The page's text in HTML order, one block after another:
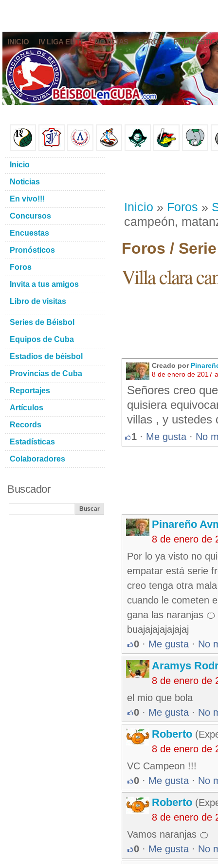
INICIO IV LIGA ELITE NOTICIAS FOROS
Inicio » Foros »
campeón,
Foros /
Villa clara
Creado por
8 de enero de 2017
Señores creo
quisiera
villas , y ustedes
1 · Me gusta · No
Pinareño
8 de enero de
Por lo ya visto no
empatar está serie
creo tenga otra
cuando le cometen
gana las naranjas
buajajajajajajaj
0 · Me gusta · No
Aramys
8 de enero de
el mio que bola
0 · Me gusta · No
Roberto
8 de enero de
VC Campeon !!!
0 · Me gusta · No
Roberto
8 de enero de
Vamos naranjas 🍊
0 · Me gusta · No
Inicio
Noticias
En vivo!!!
Concursos
Encuestas
Pronósticos
Foros
Invita a tus amigos
Libro de visitas
Series de Béisbol
Equipos de Cuba
Estadios de béisbol
Provincias de Cuba
Reportajes
Artículos
Records
Estadísticas
Colaboradores
Buscador